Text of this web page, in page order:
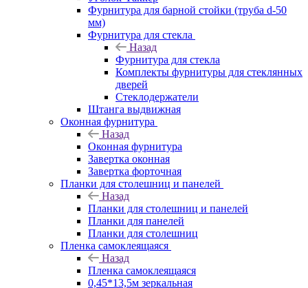
Фурнитура для барной стойки (труба d-50
мм)
Фурнитура для стекла
Назад
Фурнитура для стекла
Комплекты фурнитуры для стеклянных
дверей
Стеклодержатели
Штанга выдвижная
Оконная фурнитура
Назад
Оконная фурнитура
Завертка оконная
Завертка форточная
Планки для столешниц и панелей
Назад
Планки для столешниц и панелей
Планки для панелей
Планки для столешниц
Пленка самоклеящаяся
Назад
Пленка самоклеящаяся
0,45*13,5м зеркальная